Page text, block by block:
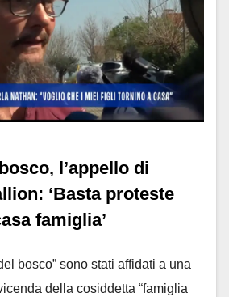
l’appello di
‘Basta proteste
famiglia’
bosco” sono stati affidati a una
della cosiddetta “famiglia